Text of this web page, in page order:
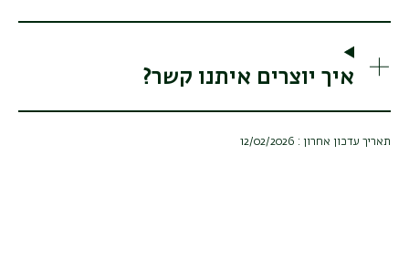
איך יוצרים איתנו קשר?
תאריך עדכון אחרון : 12/02/2026